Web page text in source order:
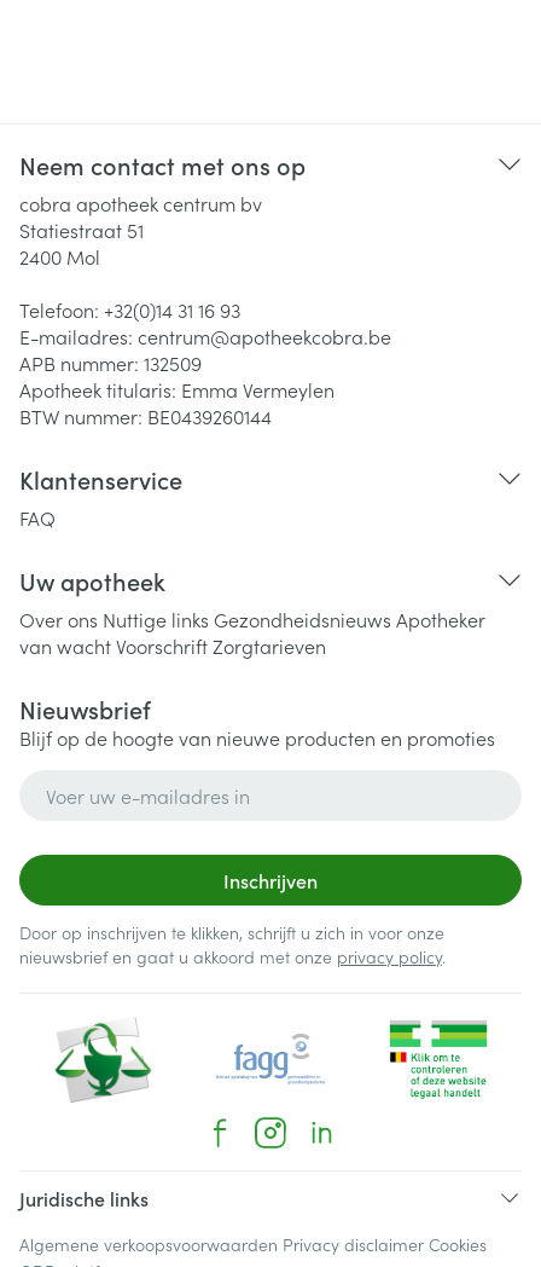
Neem contact met ons op
cobra apotheek centrum bv
Statiestraat 51
2400 Mol
Telefoon: +32(0)14 31 16 93
E-mailadres: centrum@apotheekcobra.be
APB nummer: 132509
Apotheek titularis: Emma Vermeylen
BTW nummer: BE0439260144
Klantenservice
FAQ
Uw apotheek
Over ons Nuttige links Gezondheidsnieuws Apotheker
van wachtVoorschriftZorgtarieven
Nieuwsbrief
Blijf op de hoogte van nieuwe producten en promoties
Inschrijven
Door op inschrijven te klikken, schrijft u zich in voor onze
nieuwsbrief en gaat u akkoord met onze privacy policy.
Juridische links
Algemene verkoopsvoorwaarden Privacy disclaimer Cookies